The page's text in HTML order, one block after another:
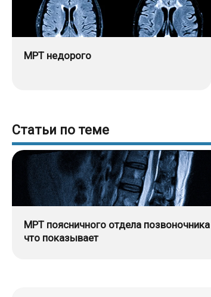
МРТ недорого
Статьи по теме
МРТ поясничного отдела позвоночника
что показывает